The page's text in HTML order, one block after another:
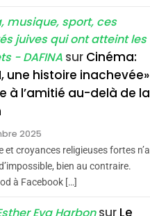
Accords D’Isaac:
L’alliance Pourrait
S’étendre À 13 Pays
D’Amérique Latine
ISRAÉL JUDAISME
Meurtrière Selon Le
Rapport D’ADL
Contre
L’antisémitisme
FRANCE ISRAÉL
FIÈRE, DIGNE ET
RÉSILIENTE :
musique, sport, ces
juives qui ont atteint les
- DAFINA sur Cinéma:
une histoire inachevée»
à l’amitié au-delà de la
2025
et croyances religieuses fortes n’a
bien au contraire.
à Facebook […]